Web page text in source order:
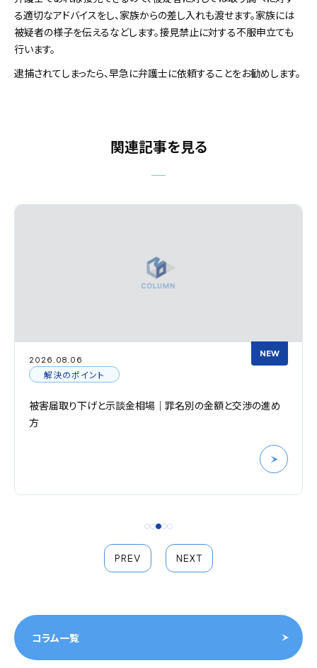
る適切なアドバイスをし、家族からの差し入れも渡せます。家族には
被疑者の様子を伝えるなどします。接見禁止に対する不服申立ても
行います。
逮捕されてしまったら、早急に弁護士に依頼することをお勧めします。
関連記事を見る
2026.08.06
NEW
解決のポイント
被害届取り下げと示談金相場｜罪名別の金額と交渉の進め
方
PREV NEXT
コラム一覧